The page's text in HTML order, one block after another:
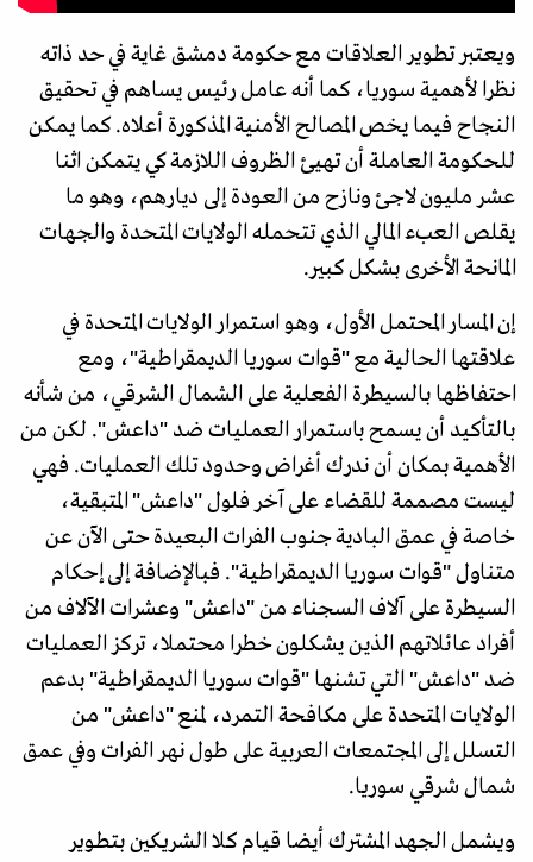
ويعتبر تطوير العلاقات مع حكومة دمشق غاية في حد ذاته
نظرا لأهمية سوريا، كما أنه عامل رئيس يساهم في تحقيق
النجاح فيما يخص المصالح الأمنية المذكورة أعلاه. كما يمكن
للحكومة العاملة أن تهيئ الظروف اللازمة كي يتمكن اثنا
عشر مليون لاجئ ونازح من العودة إلى ديارهم، وهو ما
يقلص العبء المالي الذي تتحمله الولايات المتحدة والجهات
المانحة الأخرى بشكل كبير.
إن المسار المحتمل الأول، وهو استمرار الولايات المتحدة في
علاقتها الحالية مع "قوات سوريا الديمقراطية"، ومع
احتفاظها بالسيطرة الفعلية على الشمال الشرقي، من شأنه
بالتأكيد أن يسمح باستمرار العمليات ضد "داعش". لكن من
الأهمية بمكان أن ندرك أغراض وحدود تلك العمليات. فهي
ليست مصممة للقضاء على آخر فلول "داعش" المتبقية،
خاصة في عمق البادية جنوب الفرات البعيدة حتى الآن عن
متناول "قوات سوريا الديمقراطية". فبالإضافة إلى إحكام
السيطرة على آلاف السجناء من "داعش" وعشرات الآلاف من
أفراد عائلاتهم الذين يشكلون خطرا محتملا، تركز العمليات
ضد "داعش" التي تشنها "قوات سوريا الديمقراطية" بدعم
الولايات المتحدة على مكافحة التمرد، لمنع "داعش" من
التسلل إلى المجتمعات العربية على طول نهر الفرات وفي عمق
شمال شرقي سوريا.
ويشمل الجهد المشترك أيضا قيام كلا الشريكين بتطوير